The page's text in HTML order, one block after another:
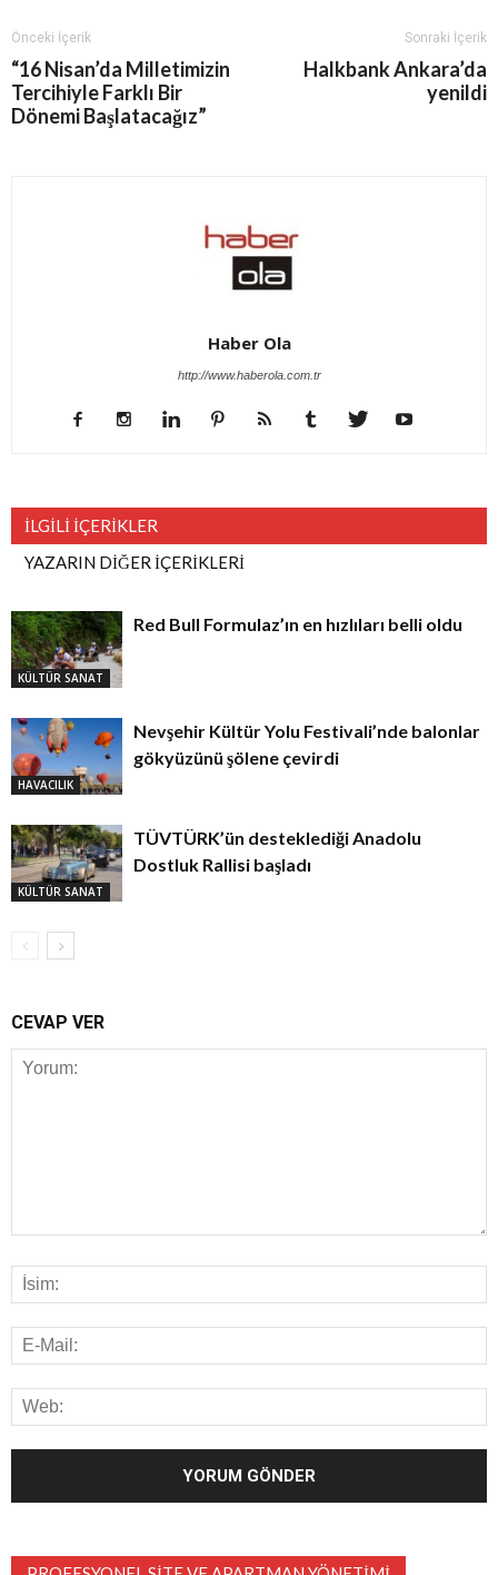
Önceki İçerik
“16 Nisan’da Milletimizin
Tercihiyle Farklı Bir
Dönemi Başlatacağız”
Sonraki İçerik
Halkbank Ankara’da
yenildi
Haber Ola
http://www.haberola.com.tr
İLGİLİ İÇERİKLER
YAZARIN DİĞER İÇERİKLERİ
KÜLTÜR SANAT
Red Bull Formulaz’ın en hızlıları belli oldu
HAVACILIK
Nevşehir Kültür Yolu Festivali’nde balonlar
gökyüzünü şölene çevirdi
KÜLTÜR SANAT
TÜVTÜRK’ün desteklediği Anadolu
Dostluk Rallisi başladı
CEVAP VER